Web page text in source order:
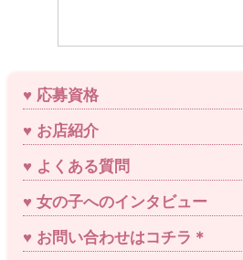
応募資格
お店紹介
よくある質問
女の子へのインタビュー
お問い合わせはコチラ＊